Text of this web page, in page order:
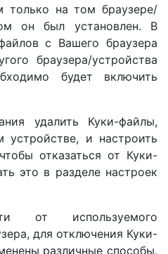
только на том браузере/
он был установлен. В
с Вашего браузера
браузера/устройства
будет включить
удалить Куки-файлы,
устройстве, и настроить
отказаться от Куки-
это в разделе настроек
от используемого
для отключения Куки-
различные способы.